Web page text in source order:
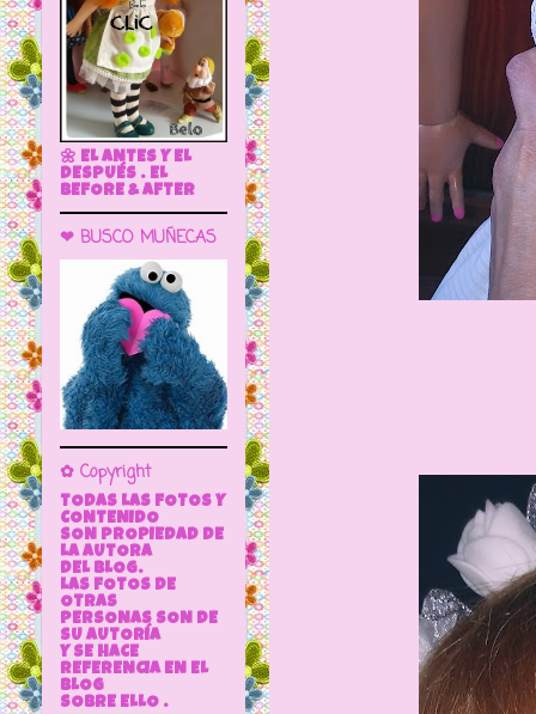
🌼 EL ANTES Y EL
DESPUÉS . EL
BEFORE & AFTER
❤ BUSCO MUÑECAS
✿ Copyright
TODAS LAS FOTOS Y
CONTENIDO
SON PROPIEDAD DE
LA AUTORA
DEL BLOG.
LAS FOTOS DE
OTRAS
PERSONAS SON DE
SU AUTORÍA
Y SE HACE
REFERENCIA EN EL
BLOG
SOBRE ELLO .